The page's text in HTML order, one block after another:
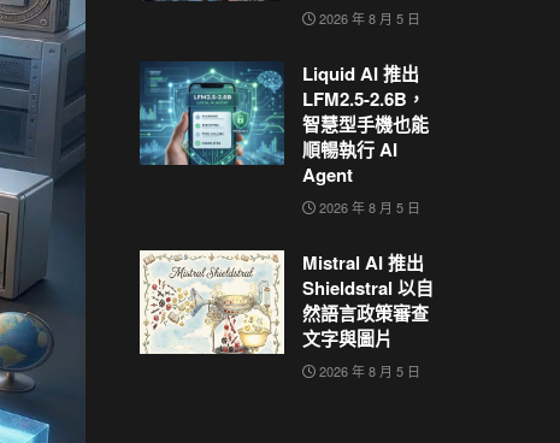
2026 年 8 月 5 日
Liquid AI 推出
LFM2.5-2.6B，
智慧型手機也能
順暢執行 AI
Agent
2026 年 8 月 5 日
Mistral AI 推出
Shieldstral 以自
然語言政策審查
文字與圖片
2026 年 8 月 5 日